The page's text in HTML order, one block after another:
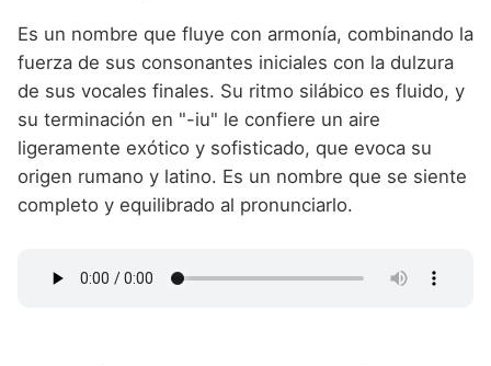
Es un nombre que fluye con armonía, combinando la
fuerza de sus consonantes iniciales con la dulzura
de sus vocales finales. Su ritmo silábico es fluido, y
su terminación en "-iu" le confiere un aire
ligeramente exótico y sofisticado, que evoca su
origen rumano y latino. Es un nombre que se siente
completo y equilibrado al pronunciarlo.